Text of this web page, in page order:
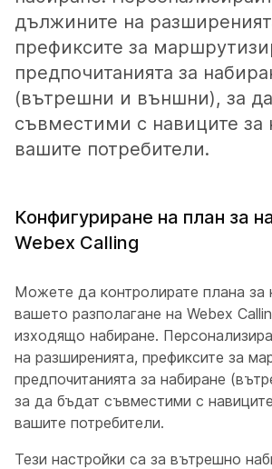
дължините на
префиксите за
предпочитанията за
(вътрешни и външни), за
съвместими с навиците за
вашите потребители.
Конфигуриране на план за
Webex Calling
Можете да контролирате плана за
вашето разполагане на Webex
изходящо набиране.
на разширенията, префиксите за
предпочитанията за набиране
за да бъдат съвместими с
вашите потребители.
Тези настройки са за вътрешно